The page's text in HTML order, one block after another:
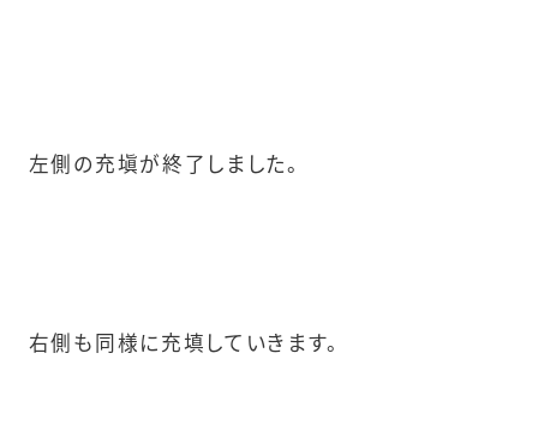
左側の充塡が終了しました。
右側も同様に充填していきます。